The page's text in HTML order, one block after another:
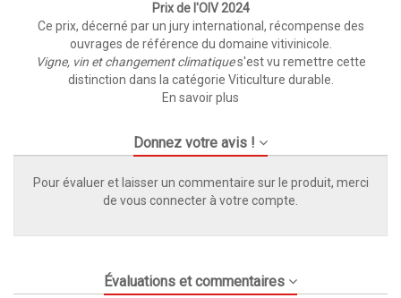
Prix de l'OIV 2024
Ce prix, décerné par un jury international, récompense des
ouvrages de référence du domaine vitivinicole.
Vigne, vin et changement climatiques'est vu remettre cette
distinction dans la catégorie Viticulture durable.
En savoir plus
Donnez votre avis !
Pour évaluer et laisser un commentaire sur le produit, merci
de vous connecter à votre compte.
Évaluations et commentaires